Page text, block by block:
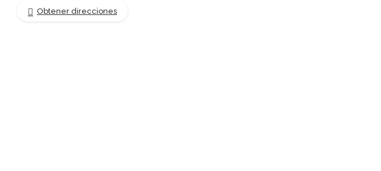
Obtener direcciones